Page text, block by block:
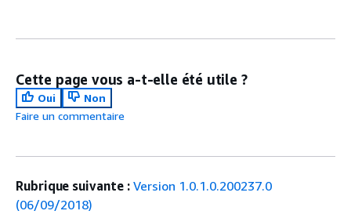
Cette page vous a-t-elle été utile ?
Oui
Non
Faire un commentaire
Rubrique suivante : Version 1.0.1.0.200237.0
(06/09/2018)